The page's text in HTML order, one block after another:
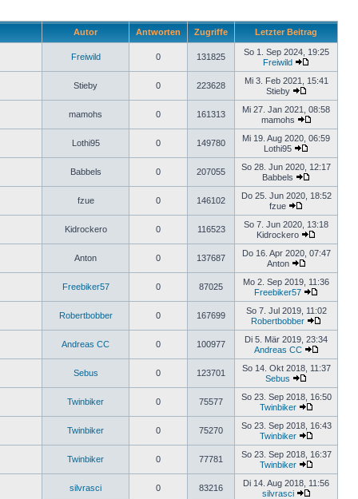
Autor Antworten Zugriffe Letzter Beitrag
Freiwild 0 131825
So 1. Sep 2024, 19:25
Freiwild
Stieby 0 223628
Mi 3. Feb 2021, 15:41
Stieby
mamohs 0 161313
Mi 27. Jan 2021, 08:58
mamohs
Lothi95 0 149780
Mi 19. Aug 2020, 06:59
Lothi95
Babbels 0 207055
So 28. Jun 2020, 12:17
Babbels
fzue 0 146102
Do 25. Jun 2020, 18:52
fzue
Kidrockero 0 116523
So 7. Jun 2020, 13:18
Kidrockero
Anton 0 137687
Do 16. Apr 2020, 07:47
Anton
Freebiker57 0 87025
Mo 2. Sep 2019, 11:36
Freebiker57
Robertbobber 0 167699
So 7. Jul 2019, 11:02
Robertbobber
Andreas CC 0 100977
Di 5. Mär 2019, 23:34
Andreas CC
Sebus 0 123701
So 14. Okt 2018, 11:37
Sebus
Twinbiker 0 75577
So 23. Sep 2018, 16:50
Twinbiker
Twinbiker 0 75270
So 23. Sep 2018, 16:43
Twinbiker
Twinbiker 0 77781
So 23. Sep 2018, 16:37
Twinbiker
silvrasci 0 83216
Di 14. Aug 2018, 11:56
silvrasci